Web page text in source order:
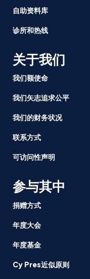
自助资料库
诊所和热线
关于我们
我们额使命
我们矢志追求公平
我们的财务状况
联系方式
可访问性声明
参与其中
捐赠方式
年度大会
年度基金
Cy Pres近似原则